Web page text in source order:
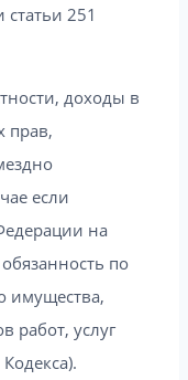
251
доходы в
прав,
если
на
по
имущества,
работ, услуг